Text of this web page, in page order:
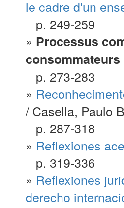
le cadre d'un
p. 249-259
» Processus
p. 273-283
»
/ Casella, Paulo
p. 287-318
» Reflexiones
p. 319-336
» Reflexiones
derecho